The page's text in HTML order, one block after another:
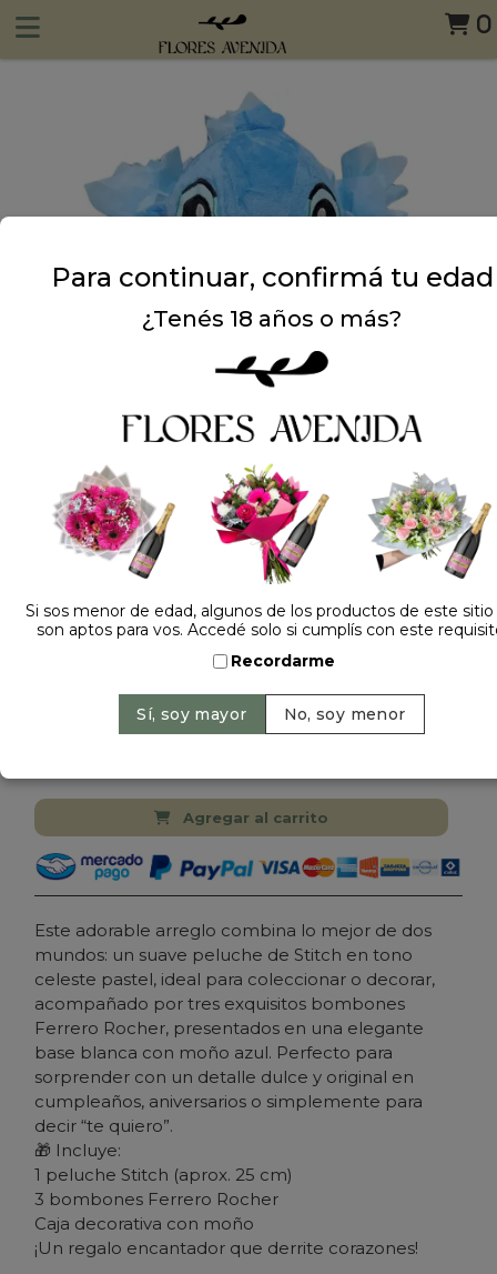
0
Dejá tu opinión
ARREGLO STITCH CON CHOCOLATES AZUL
Precio: $ 55.000-$ 99.000 44% OFF
Agregar al carrito
Este adorable arreglo combina lo mejor de dos
mundos: un suave peluche de Stitch en tono
celeste pastel, ideal para coleccionar o decorar,
acompañado por tres exquisitos bombones
Ferrero Rocher, presentados en una elegante
base blanca con moño azul. Perfecto para
sorprender con un detalle dulce y original en
cumpleaños, aniversarios o simplemente para
decir “te quiero”.
🎁 Incluye:
1 peluche Stitch (aprox. 25 cm)
3 bombones Ferrero Rocher
Caja decorativa con moño
¡Un regalo encantador que derrite corazones!
Para continuar, confirmá tu edad
¿Tenés 18 años o más?
Si sos menor de edad, algunos de los productos de este
son aptos para vos. Accedé solo si cumplís con este
Recordarme